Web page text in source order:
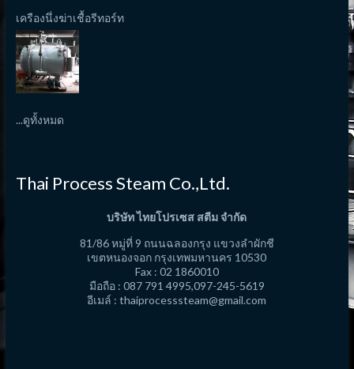
เครืองนึ่งฆ่าเชื้อรีทอร์ท
...ดูทั้งหมด
Thai Process Steam Co.,Ltd.
บริษัท ไทยโปรเซส สตีม จำกัด
81/86 หมู่ที่ 9 ถนนฉลองกรุง แขวงลำผักชี
เขตหนองจอก กรุงเทพมหานคร 10530
Fax : 02 1860010
มือถือ : 087 791 4995,097-245-5619
อีเมล์ :thaiprocesssteam@gmail.com